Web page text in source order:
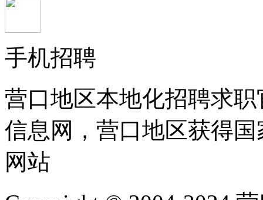
手机招聘
营口地区本地化招聘求
信息网，营口地区获得
网站